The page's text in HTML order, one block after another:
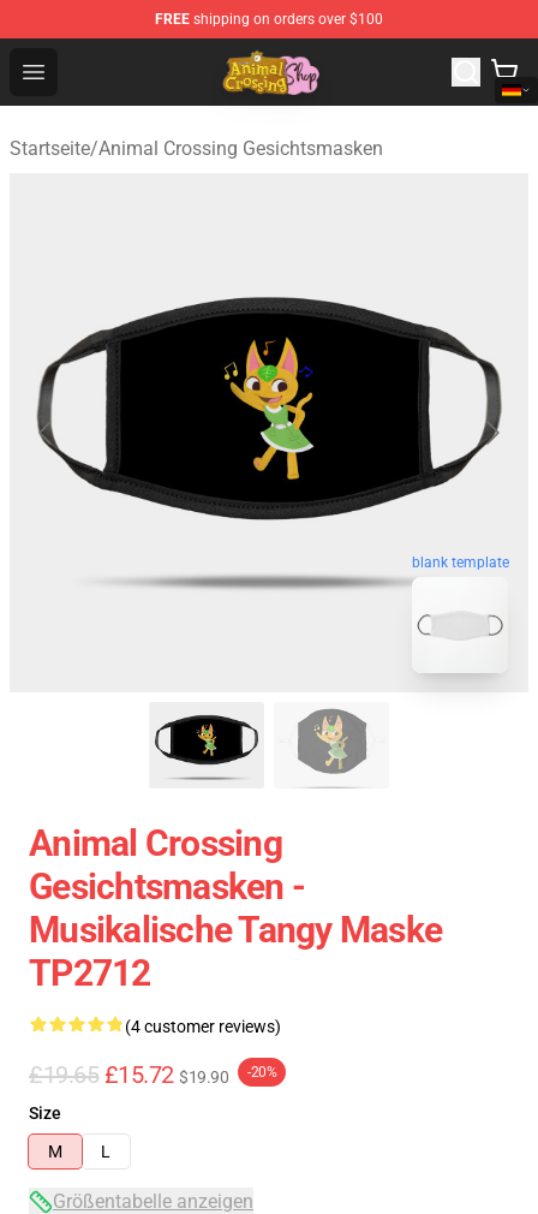
FREE shipping on orders over $100
Open menu
Animal Crossing Shop - Official Animal Crossing
Startseite/Animal Crossing Gesichtsmasken
blank template
Animal Crossing
Gesichtsmasken -
Musikalische Tangy Maske
TP2712
(4 customer reviews)
£19.65 £15.72 $19.90 -20%
Size
M
L
Größentabelle anzeigen